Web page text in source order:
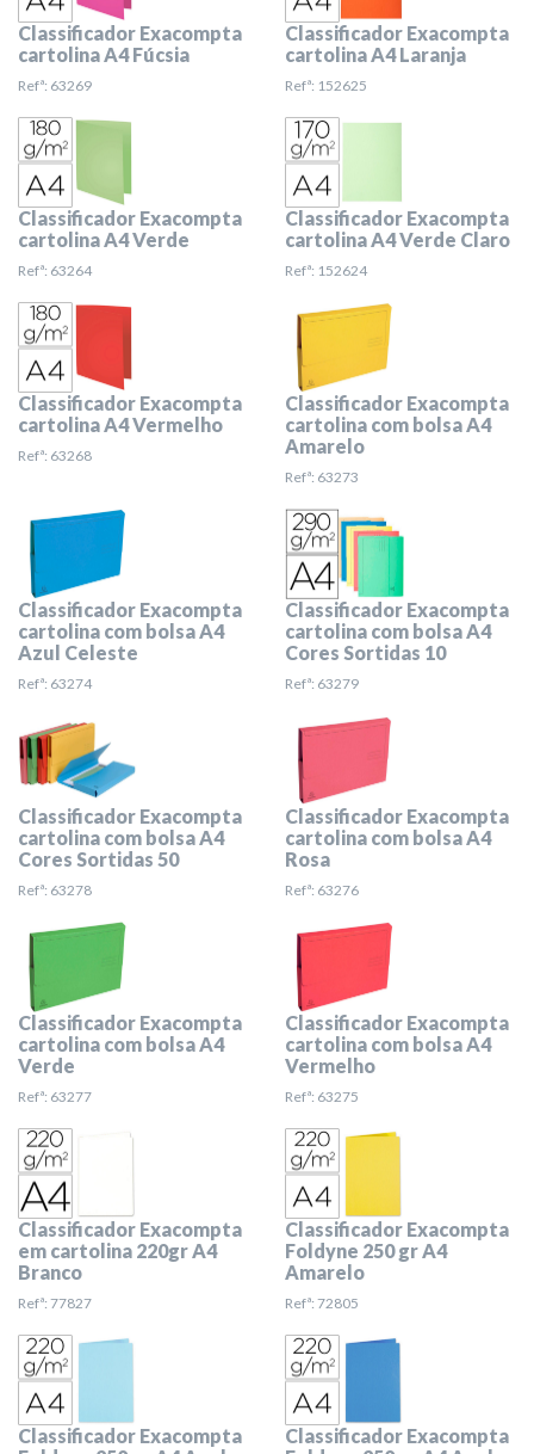
Classificador Exacompta
cartolina A4 Fúcsia
Refª: 63269
Classificador Exacompta
cartolina A4 Laranja
Refª: 152625
Classificador Exacompta
cartolina A4 Verde
Refª: 63264
Classificador Exacompta
cartolina A4 Verde Claro
Refª: 152624
Classificador Exacompta
cartolina A4 Vermelho
Refª: 63268
Classificador Exacompta
cartolina com bolsa A4
Amarelo
Refª: 63273
Classificador Exacompta
cartolina com bolsa A4
Azul Celeste
Refª: 63274
Classificador Exacompta
cartolina com bolsa A4
Cores Sortidas 10
Refª: 63279
Classificador Exacompta
cartolina com bolsa A4
Cores Sortidas 50
Refª: 63278
Classificador Exacompta
cartolina com bolsa A4
Rosa
Refª: 63276
Classificador Exacompta
cartolina com bolsa A4
Verde
Refª: 63277
Classificador Exacompta
cartolina com bolsa A4
Vermelho
Refª: 63275
Classificador Exacompta
em cartolina 220gr A4
Branco
Refª: 77827
Classificador Exacompta
Foldyne 250 gr A4
Amarelo
Refª: 72805
Classificador Exacompta
Classificador Exacompta